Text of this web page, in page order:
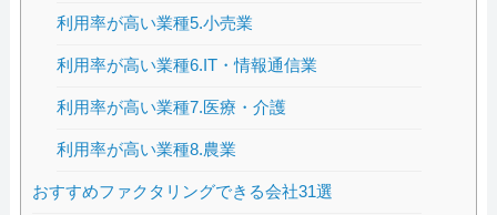
利用率が高い業種5.小売業
利用率が高い業種6.IT・情報通信業
利用率が高い業種7.医療・介護
利用率が高い業種8.農業
おすすめファクタリングできる会社31選